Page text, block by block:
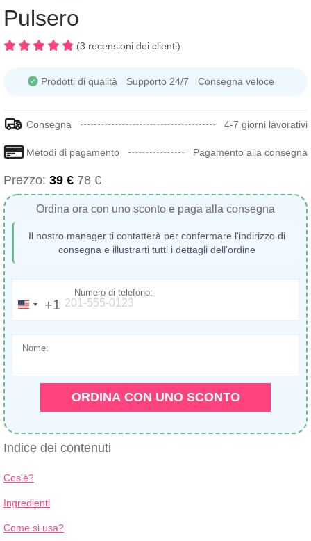
Pulsero
(3 recensioni dei clienti)
Prodotti di qualità Supporto 24/7 Consegna veloce
Consegna 4-7 giorni lavorativi
Metodi di pagamento Pagamento alla consegna
Prezzo: 39 € 78 €
Ordina ora con uno sconto e paga alla consegna
Il nostro manager ti contatterà per confermare l'indirizzo di
consegna e illustrarti tutti i dettagli dell'ordine
Numero di telefono:
States
+1
Nome:
ORDINA CON UNO SCONTO
Indice dei contenuti
Cos’è?
Ingredienti
Come si usa?